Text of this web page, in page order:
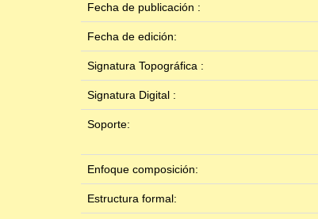
Fecha de publicación :
Fecha de edición:
Signatura Topográfica :
Signatura Digital :
Soporte:
Enfoque composición:
Estructura formal: